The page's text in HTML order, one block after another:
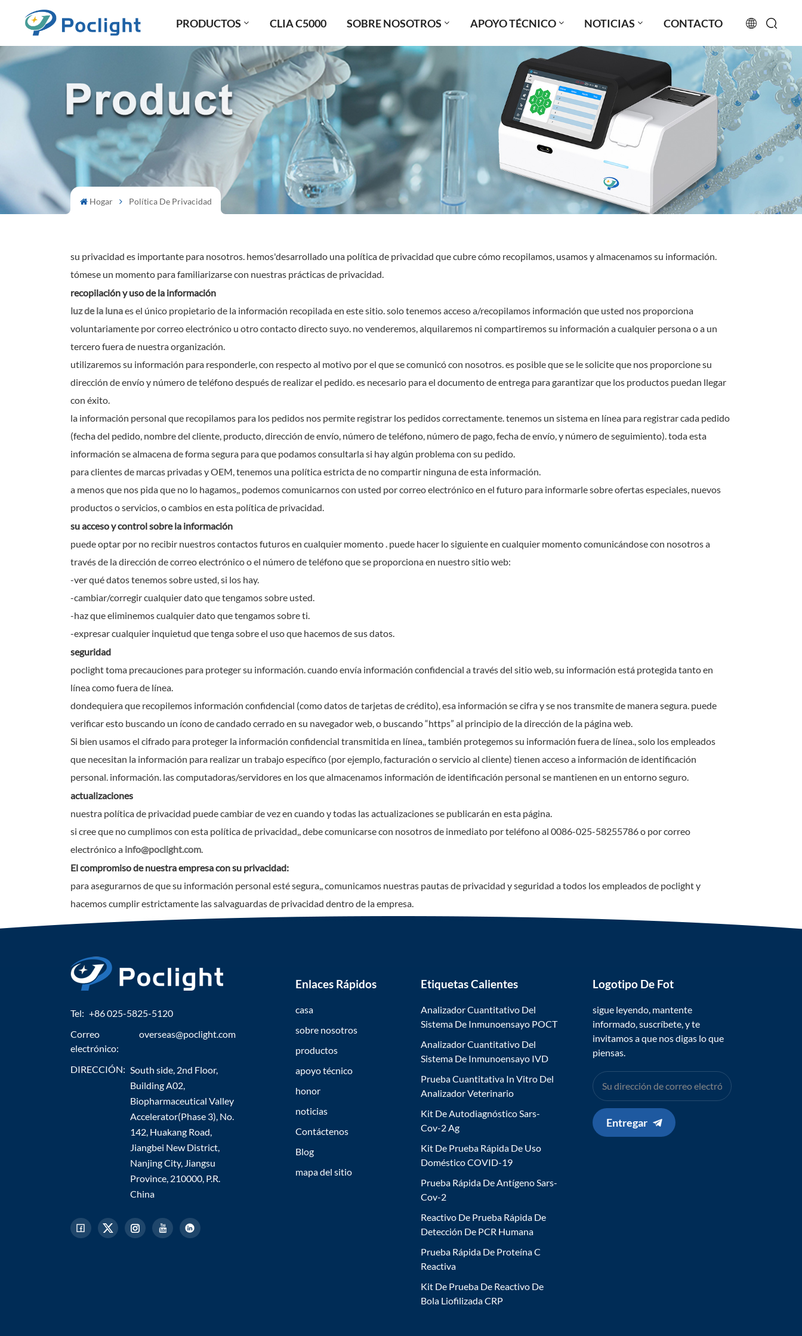
PRODUCTOS CLIA C5000 SOBRE NOSOTROS APOYO TÉCNICO NOTICIAS CONTACTO
English
français
русский
español
português
العربية
Türkçe
Indonesia
Hogar Política De Privacidad
su privacidad es importante para nosotros. hemos'desarrollado una política de privacidad que cubre cómo recopilamos, usamos y almacenamos su información.
tómese un momento para familiarizarse con nuestras prácticas de privacidad.
recopilación y uso de la información
luz de la lunaes el único propietario de la información recopilada en este sitio. solo tenemos acceso a/recopilamos información que usted nos proporciona
voluntariamente por correo electrónico u otro contacto directo suyo. no venderemos, alquilaremos ni compartiremos su información a cualquier persona o a un
tercero fuera de nuestra organización.
utilizaremos su información para responderle, con respecto al motivo por el que se comunicó con nosotros. es posible que se le solicite que nos proporcione su
dirección de envío y número de teléfono después de realizar el pedido. es necesario para el documento de entrega para garantizar que los productos puedan llegar
con éxito.
la información personal que recopilamos para los pedidos nos permite registrar los pedidos correctamente. tenemos un sistema en línea para registrar cada pedido
(fecha del pedido, nombre del cliente, producto, dirección de envío, número de teléfono, número de pago, fecha de envío, y número de seguimiento). toda esta
información se almacena de forma segura para que podamos consultarla si hay algún problema con su pedido.
para clientes de marcas privadas y OEM, tenemos una política estricta de no compartir ninguna de esta información.
a menos que nos pida que no lo hagamos,, podemos comunicarnos con usted por correo electrónico en el futuro para informarle sobre ofertas especiales, nuevos
productos o servicios, o cambios en esta política de privacidad.
su acceso y control sobre la información
puede optar por no recibir nuestros contactos futuros en cualquier momento . puede hacer lo siguiente en cualquier momento comunicándose con nosotros a
través de la dirección de correo electrónico o el número de teléfono que se proporciona en nuestro sitio web:
-ver qué datos tenemos sobre usted, si los hay.
-cambiar/corregir cualquier dato que tengamos sobre usted.
-haz que eliminemos cualquier dato que tengamos sobre ti.
-expresar cualquier inquietud que tenga sobre el uso que hacemos de sus datos.
seguridad
poclight toma precauciones para proteger su información. cuando envía información confidencial a través del sitio web, su información está protegida tanto en
línea como fuera de línea.
dondequiera que recopilemos información confidencial (como datos de tarjetas de crédito), esa información se cifra y se nos transmite de manera segura. puede
verificar esto buscando un ícono de candado cerrado en su navegador web, o buscando “https” al principio de la dirección de la página web.
Si bien usamos el cifrado para proteger la información confidencial transmitida en línea,, también protegemos su información fuera de línea., solo los empleados
que necesitan la información para realizar un trabajo específico (por ejemplo, facturación o servicio al cliente) tienen acceso a información de identificación
personal. información. las computadoras/servidores en los que almacenamos información de identificación personal se mantienen en un entorno seguro.
actualizaciones
nuestra política de privacidad puede cambiar de vez en cuando y todas las actualizaciones se publicarán en esta página.
si cree que no cumplimos con esta política de privacidad,, debe comunicarse con nosotros de inmediato por teléfono al 0086-025-58255786 o por correo
electrónico ainfo@poclight.com.
El compromiso de nuestra empresa con su privacidad:
para asegurarnos de que su información personal esté segura,, comunicamos nuestras pautas de privacidad y seguridad a todos los empleados de poclight y
hacemos cumplir estrictamente las salvaguardas de privacidad dentro de la empresa.
Tel: +86 025-5825-5120
Correo
electrónico:
overseas@poclight.com
DIRECCIÓN: South side, 2nd Floor,
Building A02,
Biopharmaceutical Valley
Accelerator(Phase 3), No.
142, Huakang Road,
Jiangbei New District,
Nanjing City, Jiangsu
Province, 210000, P.R.
China
Enlaces Rápidos
casa
sobre nosotros
productos
apoyo técnico
honor
noticias
Contáctenos
Blog
mapa del sitio
Etiquetas Calientes
Analizador Cuantitativo Del
Sistema De Inmunoensayo POCT
Analizador Cuantitativo Del
Sistema De Inmunoensayo IVD
Prueba Cuantitativa In Vitro Del
Analizador Veterinario
Kit De Autodiagnóstico Sars-
Cov-2 Ag
Kit De Prueba Rápida De Uso
Doméstico COVID-19
Prueba Rápida De Antígeno Sars-
Cov-2
Reactivo De Prueba Rápida De
Detección De PCR Humana
Prueba Rápida De Proteína C
Reactiva
Kit De Prueba De Reactivo De
Bola Liofilizada CRP
Logotipo De Fot
sigue leyendo, mantente
informado, suscríbete, y te
invitamos a que nos digas lo que
piensas.
Entregar